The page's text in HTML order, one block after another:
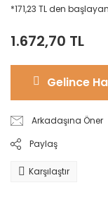
*171,23 TL den
1.672,70 TL
Gelince
Arkadaşına Öner
Paylaş
Karşılaştır